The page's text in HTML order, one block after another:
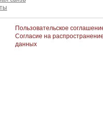
Пользовательское
Согласие на
данных